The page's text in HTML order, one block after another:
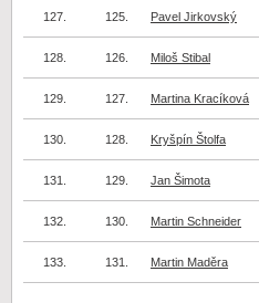
127. 125. Pavel Jirkovský
128. 126. Miloš Stibal
129. 127. Martina Kracíková
130. 128. Kryšpín Štolfa
131. 129. Jan Šimota
132. 130. Martin Schneider
133. 131. Martin Maděra